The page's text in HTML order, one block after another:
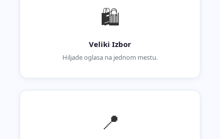
🛍️
Veliki Izbor
Hiljade oglasa na jednom mestu.
📍